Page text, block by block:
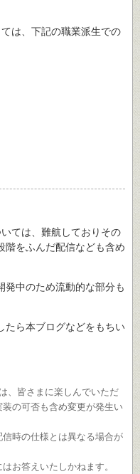
は、下記の職業派生での
ては、難航しておりその
階をふんだ配信なども含め
発中のため流動的な部分も
たら本ブログなどをもちい
、皆さまに楽しんでいただ
の可否も含め変更が発生い
時の仕様とは異なる場合が
お答えいたしかねます。